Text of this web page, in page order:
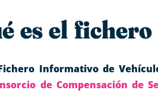
es el
Informativo de
de Compensación de